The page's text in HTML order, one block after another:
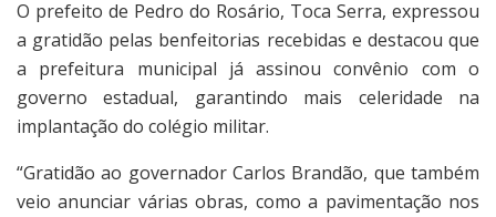
O prefeito de Pedro do Rosário, Toca Serra, expressou
a gratidão pelas benfeitorias recebidas e destacou que
a prefeitura municipal já assinou convênio com o
governo estadual, garantindo mais celeridade na
implantação do colégio militar.
“Gratidão ao governador Carlos Brandão, que também
veio anunciar várias obras, como a pavimentação nos